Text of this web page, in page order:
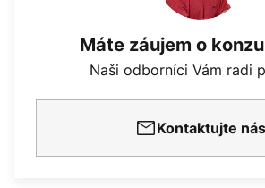
Máte záujem o
Naši odborníci Vám radi
Kontaktujte nás